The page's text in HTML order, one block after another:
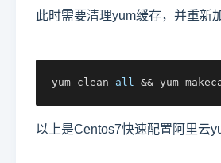
此时需要清理yum缓存，并重新
yum clean all && yum
以上是Centos7快速配置阿里云